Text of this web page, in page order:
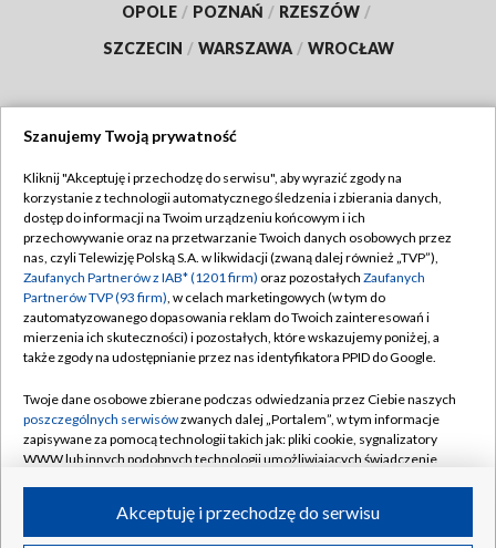
OPOLE / POZNAŃ / RZESZÓW /
SZCZECIN / WARSZAWA / WROCŁAW
TVP
Abonament TVP
Emisja w TVP
Centrum informacji TVP
Naziemna Telewizja Cyfrowa
Rada Programowa
System NOS
Informacje o nadawcy
Program dla prasy
Regulamin TVP
Polityka prywatności
Moje zgody
Pomoc
Kontakt
Kanały
Szanujemy Twoją prywatność
Kliknij "Akceptuję i przechodzę do serwisu", aby wyrazić zgody na
korzystanie z technologii automatycznego śledzenia i zbierania danych,
dostęp do informacji na Twoim urządzeniu końcowym i ich
przechowywanie oraz na przetwarzanie Twoich danych osobowych przez
nas, czyli Telewizję Polską S.A. w likwidacji (zwaną dalej również „TVP”),
Zaufanych Partnerów z IAB* (1201 firm) oraz pozostałych Zaufanych
Partnerów TVP (93 firm), w celach marketingowych (w tym do
zautomatyzowanego dopasowania reklam do Twoich zainteresowań i
mierzenia ich skuteczności) i pozostałych, które wskazujemy poniżej, a
także zgody na udostępnianie przez nas identyfikatora PPID do Google.
Twoje dane osobowe zbierane podczas odwiedzania przez Ciebie naszych
poszczególnych serwisówzwanych dalej „Portalem”, w tym informacje
zapisywane za pomocą technologii takich jak: pliki cookie, sygnalizatory
WWW lub innych podobnych technologii umożliwiających świadczenie
ruchu w Internecie.Akceptuję i przechodzę do serwisu